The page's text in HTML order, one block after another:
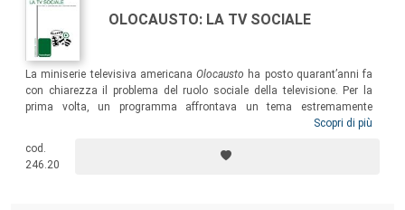
OLOCAUSTO: LA TV SOCIALE
La miniserie televisiva americana Olocausto ha posto quarant’anni fa
con chiarezza il problema del ruolo sociale della televisione. Per la
prima volta, un programma affrontava un tema estremamente
difficoltoso da rappresentare, come la Shoah, e lo rendeva accessibile
Questo libro ricostruisce il vasto dibattito che
Italia e nel resto del mondo e che vide la partecipazione di alcuni tra i
Scopri di più
cod.
246.20